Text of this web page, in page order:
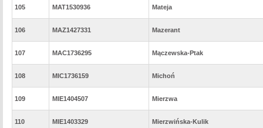
105 MAT1530936 Mateja
106 MAZ1427331 Mazerant
107 MAC1736295 Mączewska-Ptak
108 MIC1736159 Michoń
109 MIE1404507 Mierzwa
110 MIE1403329 Mierzwińska-Kulik